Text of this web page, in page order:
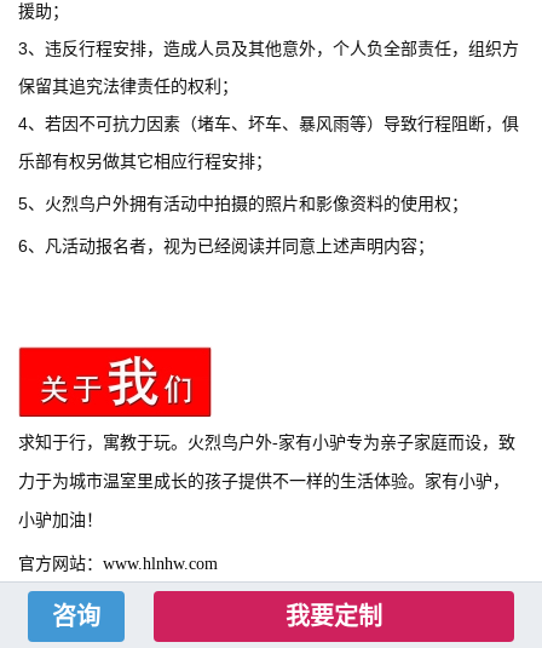
援助；
3、违反行程安排，造成人员及其他意外，个人负全部责任，组织方
保留其追究法律责任的权利；
4、若因不可抗力因素（堵车、坏车、暴风雨等）导致行程阻断，俱
乐部有权另做其它相应行程安排；
5、火烈鸟户外拥有活动中拍摄的照片和影像资料的使用权；
6、凡活动报名者，视为已经阅读并同意上述声明内容；
求知于行，寓教于玩。火烈鸟户外-家有小驴专为亲子家庭而设，致
力于为城市温室里成长的孩子提供不一样的生活体验。家有小驴，
小驴加油！
官方网站： www.hlnhw.com
公众微信：gzhlnhw 我要定制